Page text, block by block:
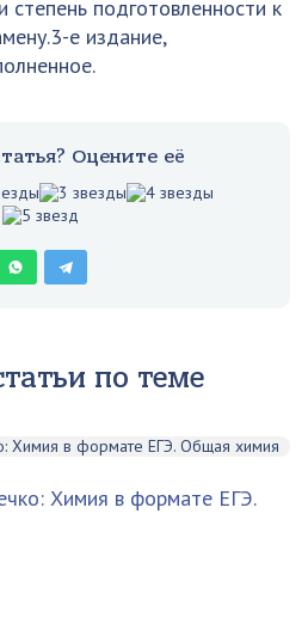
степень подготовленности к
е издание,
Оцените её
по теме
Химия в формате ЕГЭ.